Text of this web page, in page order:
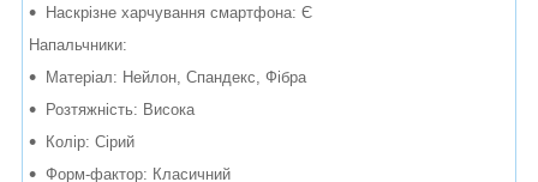
Наскрізне харчування смартфона: Є
Напальчники:
Матеріал: Нейлон, Спандекс, Фібра
Розтяжність: Висока
Колір: Сірий
Форм-фактор: Класичний